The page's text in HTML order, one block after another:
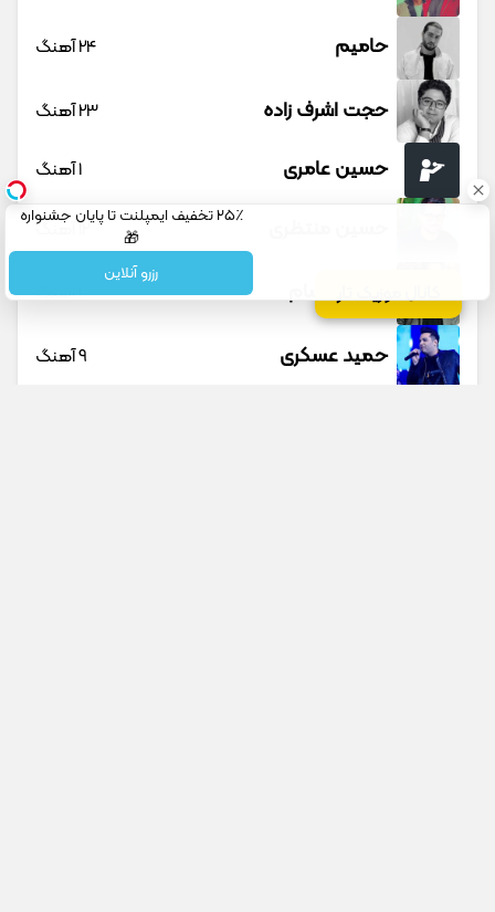
کانال موزیک تار
حامیم 24 آهنگ
حجت اشرف زاده 23 آهنگ
حسین عامری 1 آهنگ
12 آهنگ
حمید حسام 1 آهنگ
حمید عسکری 9 آهنگ
۲۵٪ تخفیف ایمپلنت تا پایان جشنواره
🎁
رزرو آنلاین